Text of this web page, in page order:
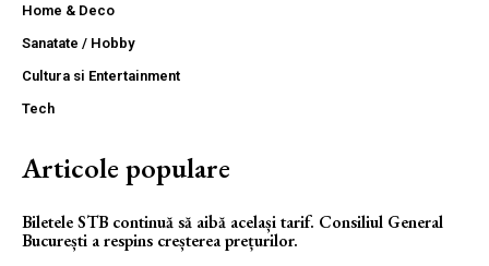
Home & Deco
Sanatate / Hobby
Cultura si Entertainment
Tech
Articole populare
Biletele STB continuă să aibă același tarif. Consiliul General
București a respins creșterea prețurilor.